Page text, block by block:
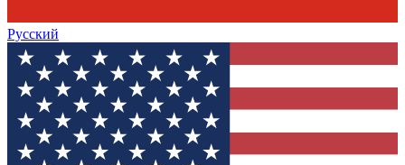
Русский